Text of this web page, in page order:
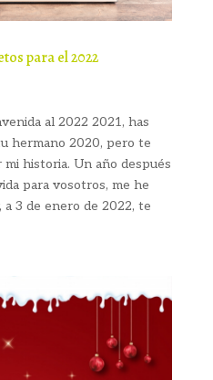
para el 2022
al 2022 2021, has
hermano 2020, pero te
historia. Un año después
para vosotros, me he
a 3 de enero de 2022, te